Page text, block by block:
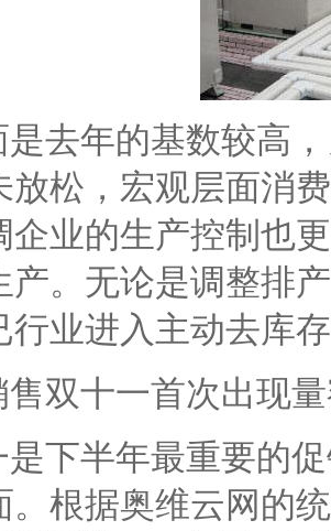
是去年的基数较高
放松，宏观层面消
企业的生产控制也
产。无论是调整排
行业进入主动去库
售双十一首次出现
是下半年最重要的
。根据奥维云网的